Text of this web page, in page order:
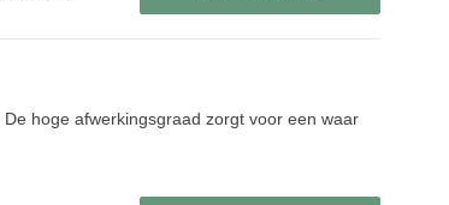
hoge afwerkingsgraad zorgt voor een waar